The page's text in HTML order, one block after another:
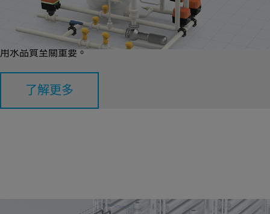
介質過濾可以去除懸浮顆粒和微生物。透過使用砂、碎石或活性
碳等多層過濾材料，這個過程能提升水質的清澈度，並減少污染
物。這項過濾過程對確保水源安全、潔淨及可飲用，對大眾的飲
用水品質至關重要。
了解更多